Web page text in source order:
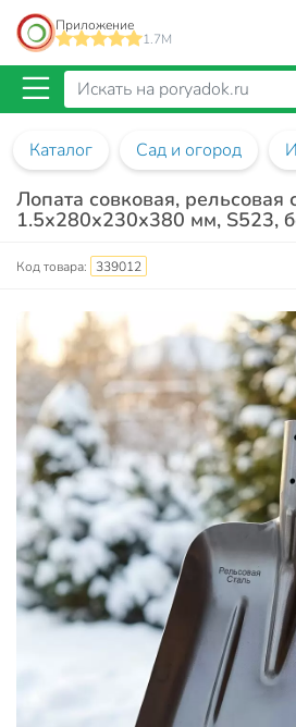
Приложение
1.7M
Каталог Сад и огород
Лопата совковая, рельсовая
1.5х280х230х380 мм, S523,
Код товара: 339012